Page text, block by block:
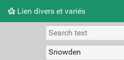
Lien divers et variés
Picture wall